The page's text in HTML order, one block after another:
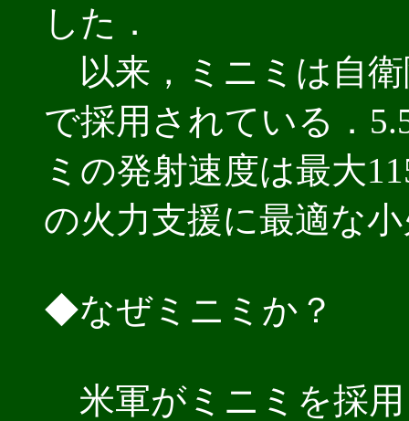
した．
以来，ミニミは自衛
で採用されている．
ミの発射速度は最大
の火力支援に最適な
◆なぜミニミか？
米軍がミニミを採